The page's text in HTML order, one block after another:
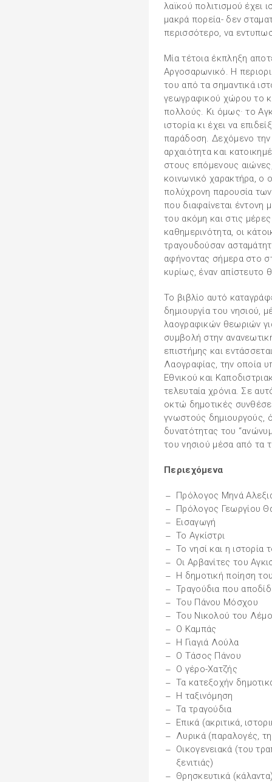
λαϊκού πολιτισμού έχει
μακρά πορεία- δεν
περισσότερο, να
Μία τέτοια έκπληξη
Αργοσαρωνικό. Η
του από τα σημαντικά
γεωγραφικού χώρου το
πολλούς. Κι όμως· το
ιστορία κι έχει να
παράδοση. Δεχόμενο
αρχαιότητα και
στους επόμενους
κοινωνικό χαρακτήρα, ο
πολύχρονη παρουσία
που διαφαίνεται έντονη
του ακόμη και στις
καθημερινότητα, οι
τραγουδούσαν
αφήνοντας σήμερα στο
κυρίως, έναν απίστευτο
Το βιβλίο αυτό
δημιουργία του νησιού,
λαογραφικών θεωριών
συμβολή στην
επιστήμης και
Λαογραφίας, την οποία
Εθνικού και
τελευταία χρόνια. Σε
οκτώ δημοτικές
γνωστούς δημιουργούς,
δυνατότητας του
του νησιού μέσα από τα
Περιεχόμενα
Πρόλογος Μηνά
Πρόλογος Γεωργίου
Εισαγωγή
Το Αγκίστρι
Το νησί και η ιστορία
Οι Αρβανίτες του
Η δημοτική ποίηση
Τραγούδια που
Του Πάνου Μόσχου
Του Νικολού του
Ο Καμπάς
Η Γιαγιά Λούλα
Ο Τάσος Πάνου
Ο γέρο-Χατζής
Τα κατεξοχήν
Η ταξινόμηση
Τα τραγούδια
Επικά (ακριτικά,
Λυρικά (παραλογές,
Οικογενειακά (του
ξενιτιάς)
Θρησκευτικά